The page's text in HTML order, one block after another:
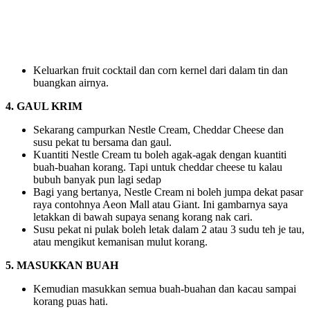
Keluarkan fruit cocktail dan corn kernel dari dalam tin dan
buangkan airnya.
4. GAUL KRIM
Sekarang campurkan Nestle Cream, Cheddar Cheese dan
susu pekat tu bersama dan gaul.
Kuantiti Nestle Cream tu boleh agak-agak dengan kuantiti
buah-buahan korang. Tapi untuk cheddar cheese tu kalau
bubuh banyak pun lagi sedap
Bagi yang bertanya, Nestle Cream ni boleh jumpa dekat pasar
raya contohnya Aeon Mall atau Giant. Ini gambarnya saya
letakkan di bawah supaya senang korang nak cari.
Susu pekat ni pulak boleh letak dalam 2 atau 3 sudu teh je tau,
atau mengikut kemanisan mulut korang.
5. MASUKKAN BUAH
Kemudian masukkan semua buah-buahan dan kacau sampai
korang puas hati.